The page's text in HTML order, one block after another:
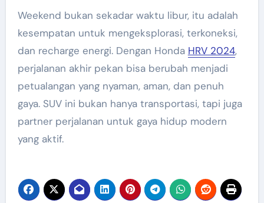
Weekend bukan sekadar waktu libur, itu adalah
kesempatan untuk mengeksplorasi, terkoneksi,
dan recharge energi. Dengan Honda HRV 2024,
perjalanan akhir pekan bisa berubah menjadi
petualangan yang nyaman, aman, dan penuh
gaya. SUV ini bukan hanya transportasi, tapi juga
partner perjalanan untuk gaya hidup modern
yang aktif.